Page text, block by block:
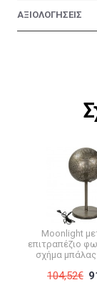
ΑΞΙΟΛΟΓΗΣΕΙΣ
Moonlight
επιτραπέζιο
σχήμα μπάλας
104,52€